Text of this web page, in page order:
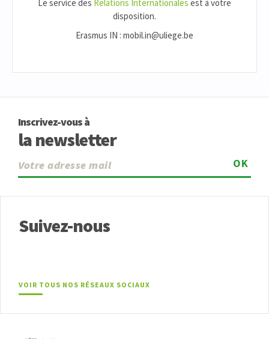
Le service des Relations Internationales est à votre
disposition.
Erasmus IN : mobil.in@uliege.be
Inscrivez-vous à
la newsletter
OK
Suivez-nous
VOIR TOUS NOS RÉSEAUX SOCIAUX